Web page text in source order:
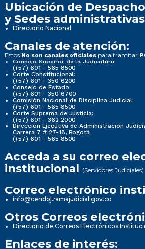
Ubicación de
y Sedes
Directorio Nacional
Canales de atención:
Estos No son canales oficiales para tramitar
Consejo Superior de la Judicatura:
(+57) 601 - 565 8500
Corte Constitucional:
(+57) 601 - 350 6200
Consejo de Estado:
(+57) 601 - 350 6700
Comisión Nacional de Disciplina Judicial:
(+57) 601 - 565 8500
Corte Suprema de Justicia:
(+57) 601 - 362 2000
Dirección Ejecutiva de Administración
Carrera 7 # 27-18, Bogotá
(+57) 601 - 565 8500
Acceda a su correo
institucional (Servidores Judiciales)
Correo electrónico
info@cendoj.ramajudicial.gov.co
Otros Correos
Directorio de Correos Electrónicos
Enlaces de interés: